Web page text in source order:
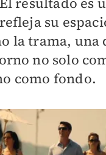
su
la trama, una
no solo
como fondo.